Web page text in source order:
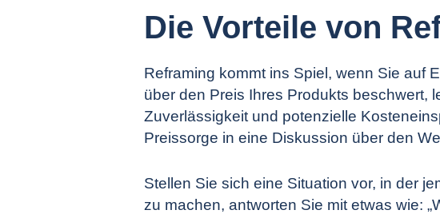
Die Vorteile von
Reframing kommt ins Spiel, wenn Sie auf
über den Preis Ihres Produkts beschwert,
Zuverlässigkeit und potenzielle
Preissorge in eine Diskussion über den
Stellen Sie sich eine Situation vor, in der
zu machen, antworten Sie mit etwas wie: